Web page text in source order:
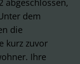
abgeschlossen,
dem
die
kurz zuvor
Ihre